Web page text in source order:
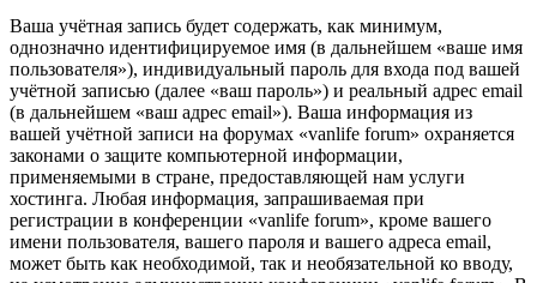
Ваша учётная запись будет содержать, как минимум,
однозначно идентифицируемое имя (в дальнейшем «ваше имя
пользователя»), индивидуальный пароль для входа под вашей
учётной записью (далее «ваш пароль») и реальный адрес email
(в дальнейшем «ваш адрес email»). Ваша информация из
вашей учётной записи на форумах «vanlife forum» охраняется
законами о защите компьютерной информации,
применяемыми в стране, предоставляющей нам услуги
хостинга. Любая информация, запрашиваемая при
регистрации в конференции «vanlife forum», кроме вашего
имени пользователя, вашего пароля и вашего адреса email,
может быть как необходимой, так и необязательной ко вводу,